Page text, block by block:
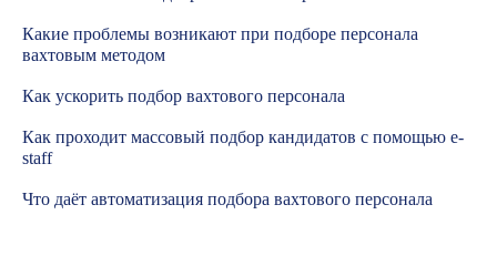
Какие проблемы возникают при подборе персонала
вахтовым методом
Как ускорить подбор вахтового персонала
Как проходит массовый подбор кандидатов с помощью e-
staff
Что даёт автоматизация подбора вахтового персонала